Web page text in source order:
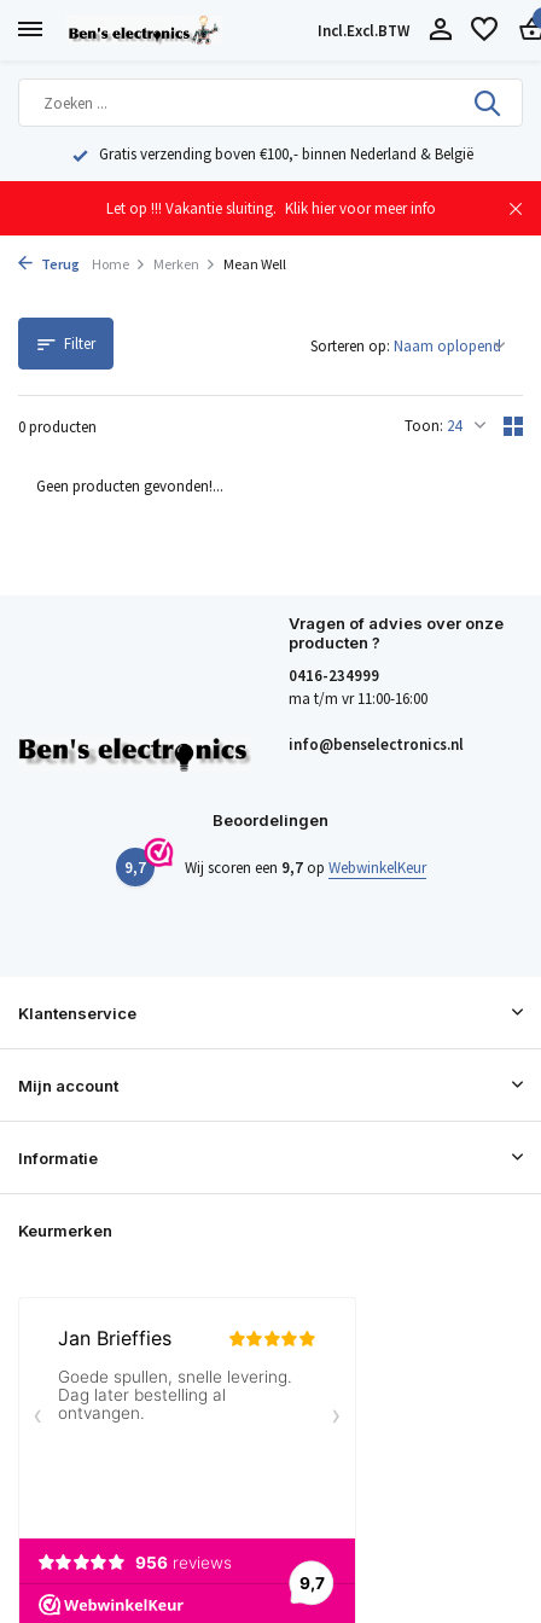
Incl.Excl.BTW
Gratis verzending boven €100,- binnen Nederland & België
Let op !!! Vakantie sluiting. Klik hier voor meer info
Terug Home Merken Mean Well
Filter
0 producten Toon:
Sorteren op:
Geen producten gevonden!...
Vragen of advies over onze
producten ?
0416-234999
ma t/m vr 11:00-16:00
info@benselectronics.nl
Beoordelingen
9,7 Wij scoren een 9,7op WebwinkelKeur
Klantenservice
Mijn account
Informatie
Keurmerken